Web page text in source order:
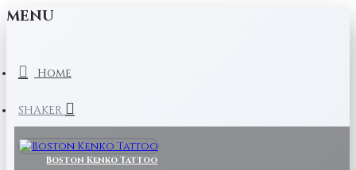
MENU
Home
SHAKER
Boston Kenko Tattoo